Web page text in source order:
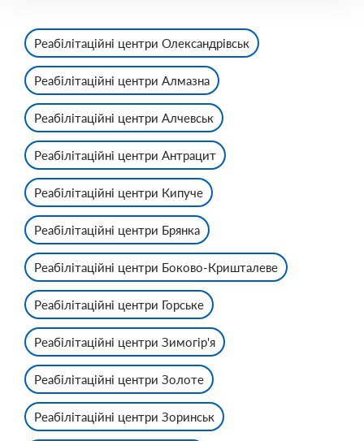
Реабілітаційні центри Олександрівськ
Реабілітаційні центри Алмазна
Реабілітаційні центри Алчевськ
Реабілітаційні центри Антрацит
Реабілітаційні центри Кипуче
Реабілітаційні центри Брянка
Реабілітаційні центри Боково-Кришталеве
Реабілітаційні центри Горське
Реабілітаційні центри Зимогір'я
Реабілітаційні центри Золоте
Реабілітаційні центри Зоринськ